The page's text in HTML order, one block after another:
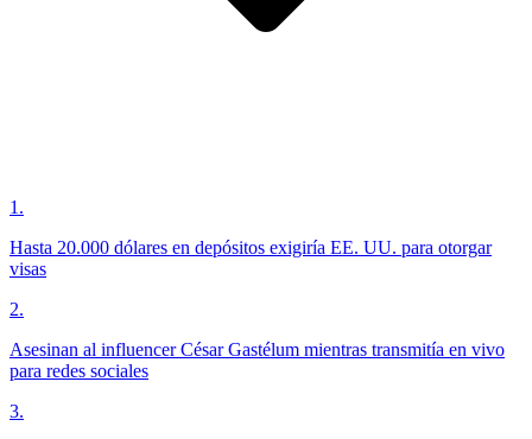
1 .
Hasta 20.000 dólares en depósitos exigiría EE. UU. para otorgar
visas
2.
Asesinan al influencer César Gastélum mientras transmitía en vivo
para redes sociales
3.